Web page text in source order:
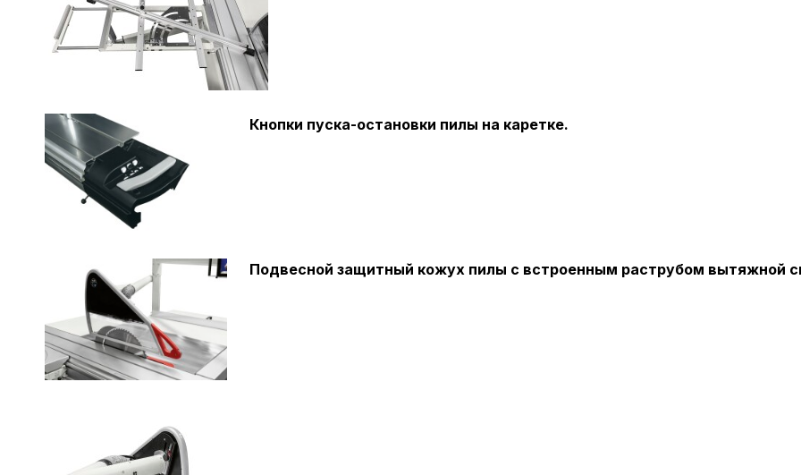
Кнопки пуска-остановки пилы на каретке.
Подвесной защитный кожух пилы с встроенным раструбом вытяжной
Настройте